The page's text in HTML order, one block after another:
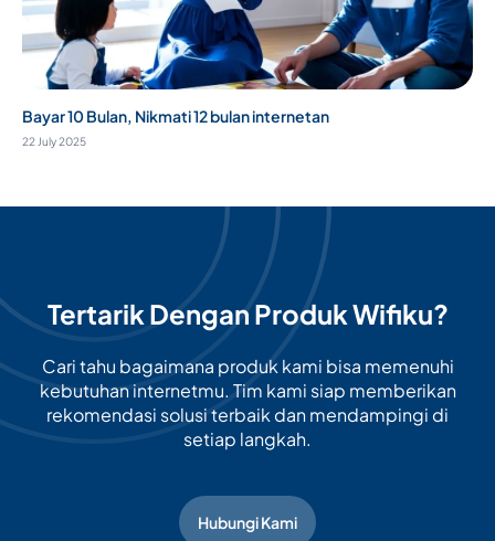
Bayar 10 Bulan, Nikmati 12 bulan internetan
22 July 2025
Tertarik Dengan Produk Wifiku?
Cari tahu bagaimana produk kami bisa memenuhi
kebutuhan internetmu. Tim kami siap memberikan
rekomendasi solusi terbaik dan mendampingi di
setiap langkah.
Hubungi Kami